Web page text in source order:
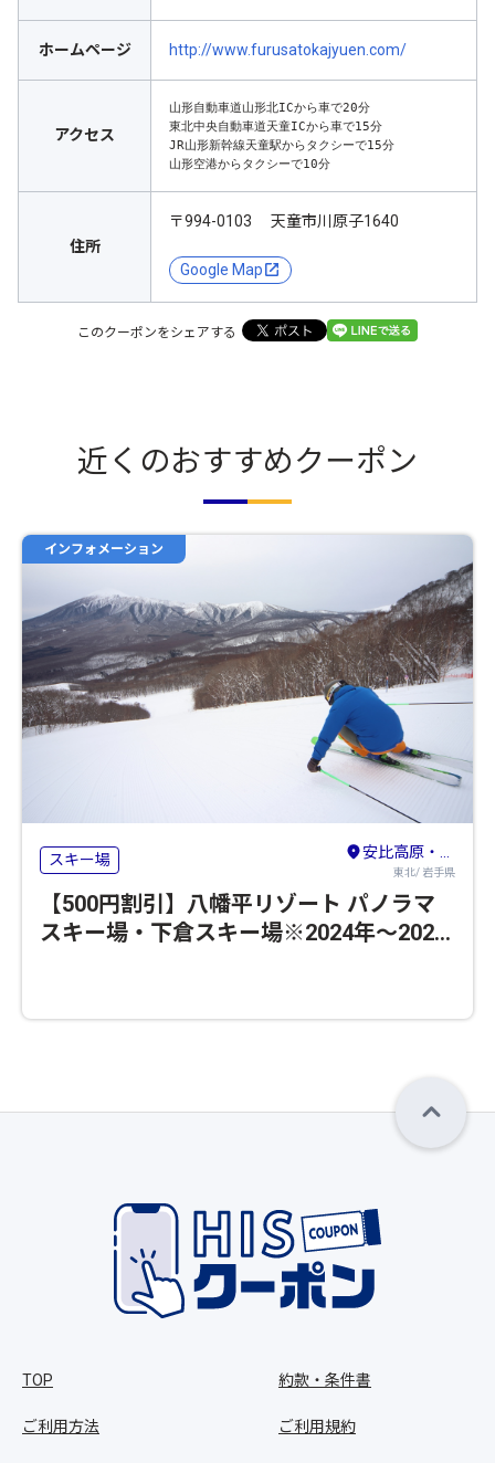
ホームページ http://www.furusatokajyuen.com/
アクセス
山形自動車道山形北ICから車で20分
東北中央自動車道天童ICから車で15分
JR山形新幹線天童駅からタクシーで15分
山形空港からタクシーで10分
住所
〒994-0103 天童市川原子1640
Google Map
このクーポンをシェアする
近くのおすすめクーポン
インフォメーション
スキー場 安比高原・八幡平・二戸
東北/ 岩手県
【500円割引】八幡平リゾート パノラマ
スキー場・下倉スキー場※2024年～2025
TOP
ご利用方法
約款・条件書
ご利用規約